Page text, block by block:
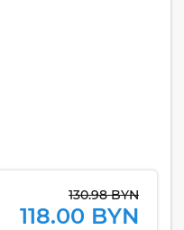
130.98 BYN
118.00 BYN